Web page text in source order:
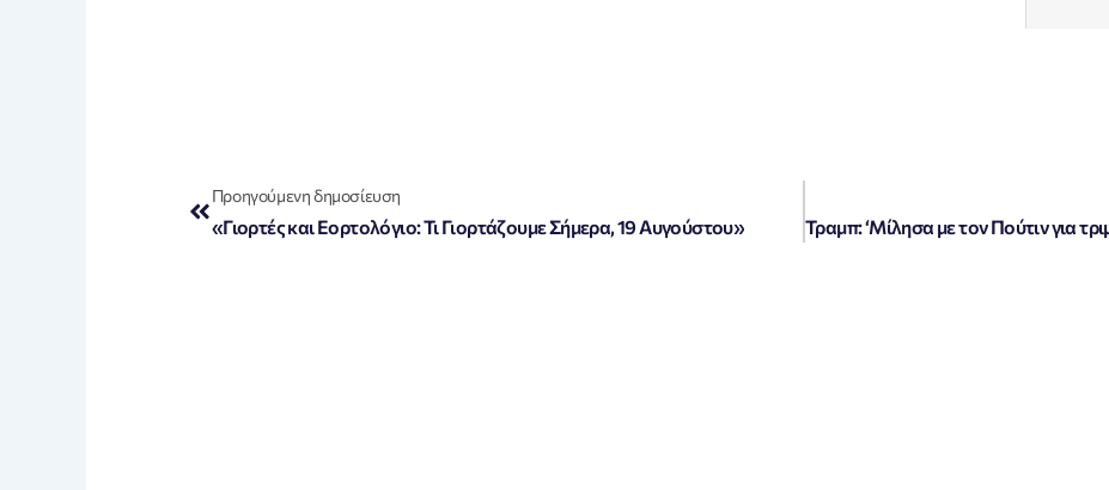
Προηγούμενη δημοσίευση
«Γιορτές και Εορτολόγιο: Τι Γιορτάζουμε Σήμερα, 19 Αυγούστου»